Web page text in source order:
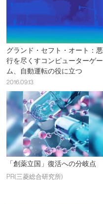
グランド・セフト・オート：悪
行を尽くすコンピューターゲー
ム、自動運転の役に立つ
2016.09.13
「創薬立国」復活への分岐点
PR(三菱総合研究所)